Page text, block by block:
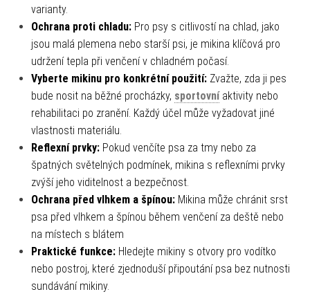
varianty.
Ochrana proti chladu: Pro psy s citlivostí na chlad, jako
jsou malá plemena nebo starší psi, je mikina klíčová pro
udržení tepla při venčení v chladném počasí.
Vyberte mikinu pro konkrétní použití: Zvažte, zda ji pes
bude nosit na běžné procházky, sportovníaktivity nebo
rehabilitaci po zranění. Každý účel může vyžadovat jiné
vlastnosti materiálu.
Reflexní prvky: Pokud venčíte psa za tmy nebo za
špatných světelných podmínek, mikina s reflexními prvky
zvýší jeho viditelnost a bezpečnost.
Ochrana před vlhkem a špínou: Mikina může chránit srst
psa před vlhkem a špínou během venčení za deště nebo
na místech s blátem
Praktické funkce: Hledejte mikiny s otvory pro vodítko
nebo postroj, které zjednoduší připoutání psa bez nutnosti
sundávání mikiny.